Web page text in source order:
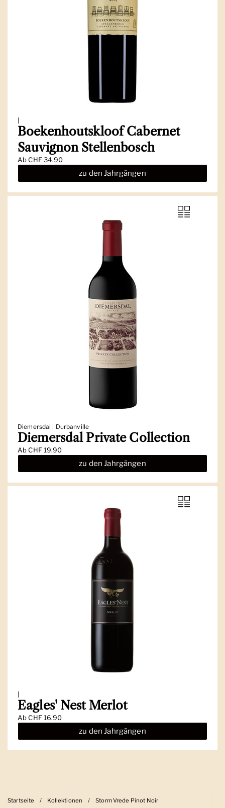
|
Boekenhoutskloof Cabernet
Sauvignon Stellenbosch
AbCHF 34.90
zu den Jahrgängen
Diemersdal | Durbanville
Diemersdal Private Collection
AbCHF 19.90
zu den Jahrgängen
|
Eagles' Nest Merlot
AbCHF 16.90
zu den Jahrgängen
Startseite / Kollektionen / Storm Vrede Pinot Noir